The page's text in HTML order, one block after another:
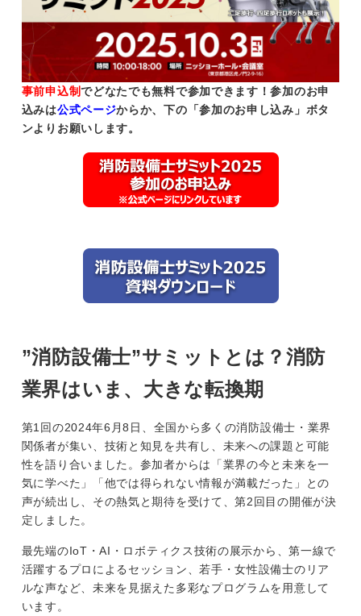
事前申込制でどなたでも無料で参加できます！参加のお申
込みは公式ページからか、下の「参加のお申し込み」ボタ
ンよりお願いします。
”消防設備士”サミットとは？消防
業界はいま、大きな転換期
第1回の2024年6月8日、全国から多くの消防設備士・業界
関係者が集い、技術と知見を共有し、未来への課題と可能
性を語り合いました。参加者からは「業界の今と未来を一
気に学べた」「他では得られない情報が満載だった」との
声が続出し、その熱気と期待を受けて、第2回目の開催が決
定しました。
最先端のIoT・AI・ロボティクス技術の展示から、第一線で
活躍するプロによるセッション、若手・女性設備士のリア
ルな声など、未来を見据えた多彩なプログラムを用意して
います。